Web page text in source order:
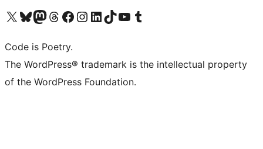
Navštivte náš účet na X (dříve Twitter)
Navštivte náš Bluesky účetNavštivte náš účet Mastodon
Navštivte náš Threads účetNavštivte naši stránku na Facebooku
Navštivte náš Instagram účetNavštivte náš LinkedIn účetNavštivte náš TikTok účetNavštivte náš YouTube kanálNavštivte náš Tumblr účet
Code is Poetry.
The WordPress® trademark is the intellectual property
of the WordPress Foundation.